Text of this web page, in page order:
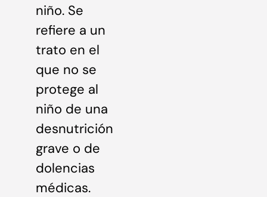
niño. Se
refiere a un
trato en el
que no se
protege al
niño de una
desnutrición
grave o de
dolencias
médicas.